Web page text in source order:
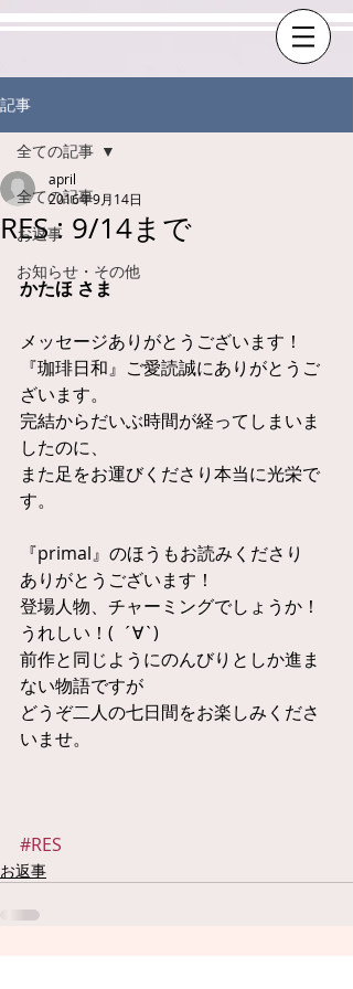
記事
全ての記事
お返事
お知らせ・その他
全ての記事
RES : 9/14まで
april
2016年9月14日
かたほ さま
メッセージありがとうございます！
『珈琲日和』ご愛読誠にありがとうご
ざいます。
完結からだいぶ時間が経ってしまいま
したのに、
また足をお運びくださり本当に光栄で
す。
『primal』のほうもお読みくださり
ありがとうございます！
登場人物、チャーミングでしょうか！
うれしい！(  ´∀`)
前作と同じようにのんびりとしか進ま
ない物語ですが
どうぞ二人の七日間をお楽しみくださ
いませ。
#RES
お返事